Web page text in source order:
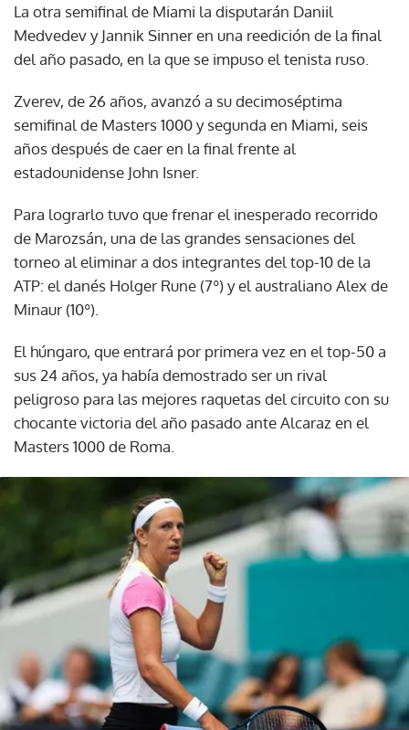
La otra semifinal de Miami la disputarán Daniil
Medvedev y Jannik Sinner en una reedición de la final
del año pasado, en la que se impuso el tenista ruso.
Zverev, de 26 años, avanzó a su decimoséptima
semifinal de Masters 1000 y segunda en Miami, seis
años después de caer en la final frente al
estadounidense John Isner.
Para lograrlo tuvo que frenar el inesperado recorrido
de Marozsán, una de las grandes sensaciones del
torneo al eliminar a dos integrantes del top-10 de la
ATP: el danés Holger Rune (7º) y el australiano Alex de
Minaur (10º).
El húngaro, que entrará por primera vez en el top-50 a
sus 24 años, ya había demostrado ser un rival
peligroso para las mejores raquetas del circuito con su
chocante victoria del año pasado ante Alcaraz en el
Masters 1000 de Roma.